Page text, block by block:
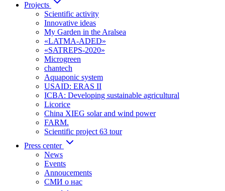
Projects
Scientific activity
Innovative ideas
My Garden in the Aralsea
«LATMA-ADED»
«SATREPS-2020»
Microgreen
chantech
Aquaponic system
USAID: ERAS II
ICBA: Developing sustainable agricultural
Licorice
China XIEG solar and wind power
FARM.
Scientific project 63 tour
Press center
News
Events
Annoucements
СМИ о нас